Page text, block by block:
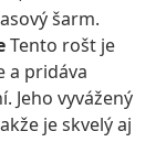
šarm.
Tento rošt je
a pridáva
Jeho vyvážený
je skvelý aj